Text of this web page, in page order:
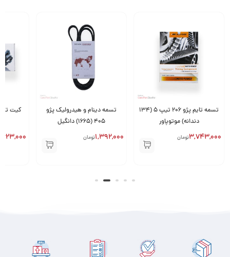
تسمه تایم پژو 206 تیپ 5 (134
دندانه) موتوپاور
3,743,000تومان
تسمه دینام و هیدرولیک پژو
405 (1665) دانگیل
1,392,000تومان